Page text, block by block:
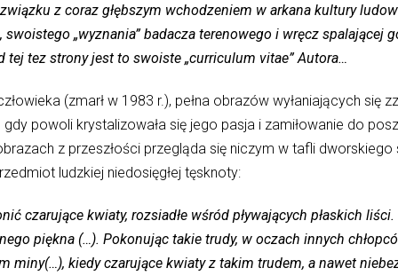
z coraz głębszym wchodzeniem w arkana kultury
„wyznania” badacza terenowego i wręcz spalającej
tej tez strony jest to swoiste „curriculum vitae” Autora…
(zmarł w 1983 r.), pełna obrazów wyłaniających się
powoli krystalizowała się jego pasja i zamiłowanie do
z przeszłości przegląda się niczym w tafli dworskiego
ludzkiej niedosięgłej tęsknoty:
czarujące kwiaty, rozsiadłe wśród pływających płaskich
piękna (…). Pokonując takie trudy, w oczach innych
miny(…), kiedy czarujące kwiaty z takim trudem, a nawet